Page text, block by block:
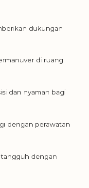
dukungan
di ruang
dan nyaman bagi
dengan perawatan
tangguh dengan